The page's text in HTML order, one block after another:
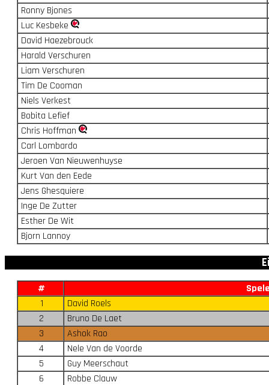
Ronny Bjones
Luc Kesbeke
David Haezebrouck
Harald Verschuren
Liam Verschuren
Tim De Cooman
Niels Verkest
Bobita Lefief
Chris Hoffman
Carl Lombardo
Jeroen Van Nieuwenhuyse
Kurt Van den Eede
Jens Ghesquiere
Inge De Zutter
Esther De Wit
Bjorn Lannoy
#
1
David Roels
2
Bruno De Laet
3
Ashok Rao
4
Nele Van de Voorde
5
Guy Meerschaut
6
Robbe Clauw